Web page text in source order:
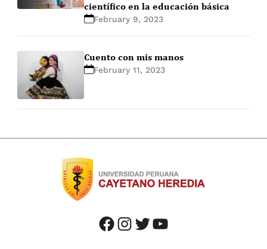
científico en la educación básica
February 9, 2023
Cuento con mis manos
February 11, 2023
facebook instagram twitter youtube